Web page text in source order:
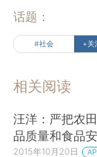
话题：
#社会 +关
相关阅读
汪洋：严把农
品质量和食品
2015年10月20日